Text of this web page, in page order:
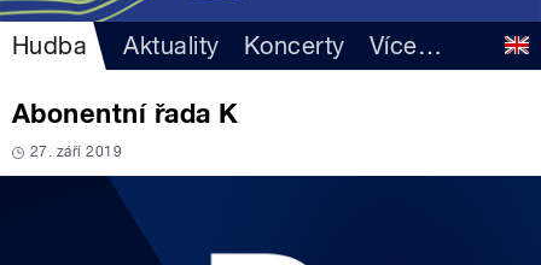
Hudba Aktuality Koncerty Více…
Abonentní řada K
27. září 2019